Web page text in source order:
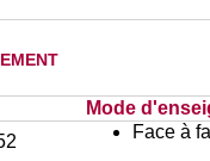
Mode
Face à